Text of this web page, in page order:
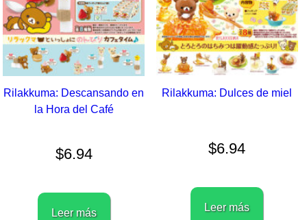
Rilakkuma: Descansando en
la Hora del Café
$6.94
Leer más
Rilakkuma: Dulces de miel
$6.94
Leer más